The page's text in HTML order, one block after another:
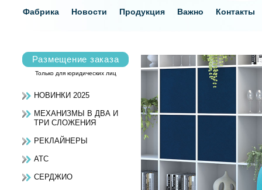
Фабрика Новости Продукция Важно Контакты
Размещение заказа
Только для юридических лиц
НОВИНКИ 2025
МЕХАНИЗМЫ В ДВА И
ТРИ СЛОЖЕНИЯ
РЕКЛАЙНЕРЫ
АТС
СЕРДЖИО